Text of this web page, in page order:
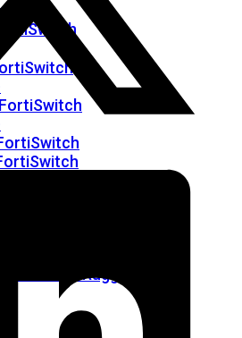
FortiSwitch
FortiSwitch
FortiSwitchRugged